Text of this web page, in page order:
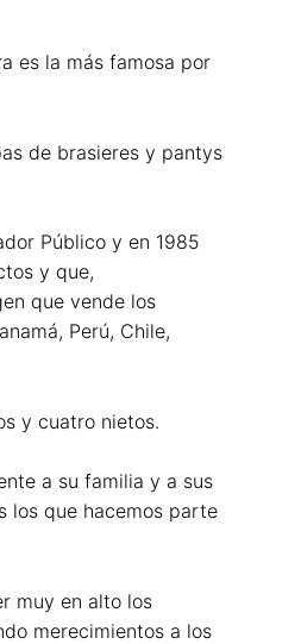
es la más famosa por
de brasieres y pantys
Público y en 1985
y que,
que vende los
Perú, Chile,
y cuatro nietos.
a su familia y a sus
los que hacemos parte
muy en alto los
merecimientos a los